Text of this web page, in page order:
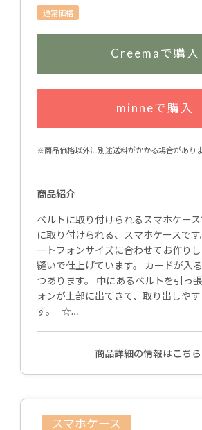
通常価格
Creemaで購入
minneで購入
※商品価格以外に別途送料がかかる場合がありま
商品紹介
ベルトに取り付けられるスマホケー
に取り付けられる、スマホケースで
ートフォンサイズに合わせてお作り
縫いで仕上げています。 カードが入
つあります。 中にあるベルトを引っ
ォンが上部に出てきて、取り出しや
す。 ☆…
商品詳細の情報はこちら
スマホケース